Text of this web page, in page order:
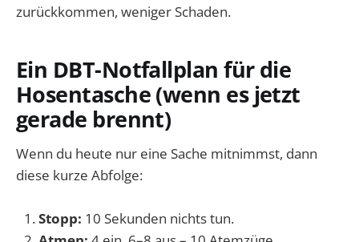
zurückkommen, weniger Schaden.
Ein DBT-Notfallplan für die
Hosentasche (wenn es jetzt
gerade brennt)
Wenn du heute nur eine Sache mitnimmst, dann
diese kurze Abfolge:
Stopp: 10 Sekunden nichts tun.